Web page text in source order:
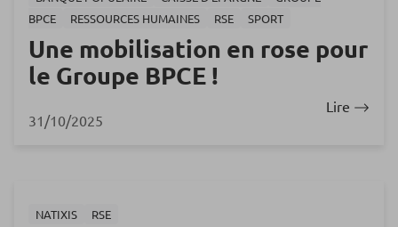
BPCE
RESSOURCES HUMAINES RSE SPORT
Une mobilisation en rose pour
le Groupe BPCE !
31/10/2025
Lire
NATIXIS RSE